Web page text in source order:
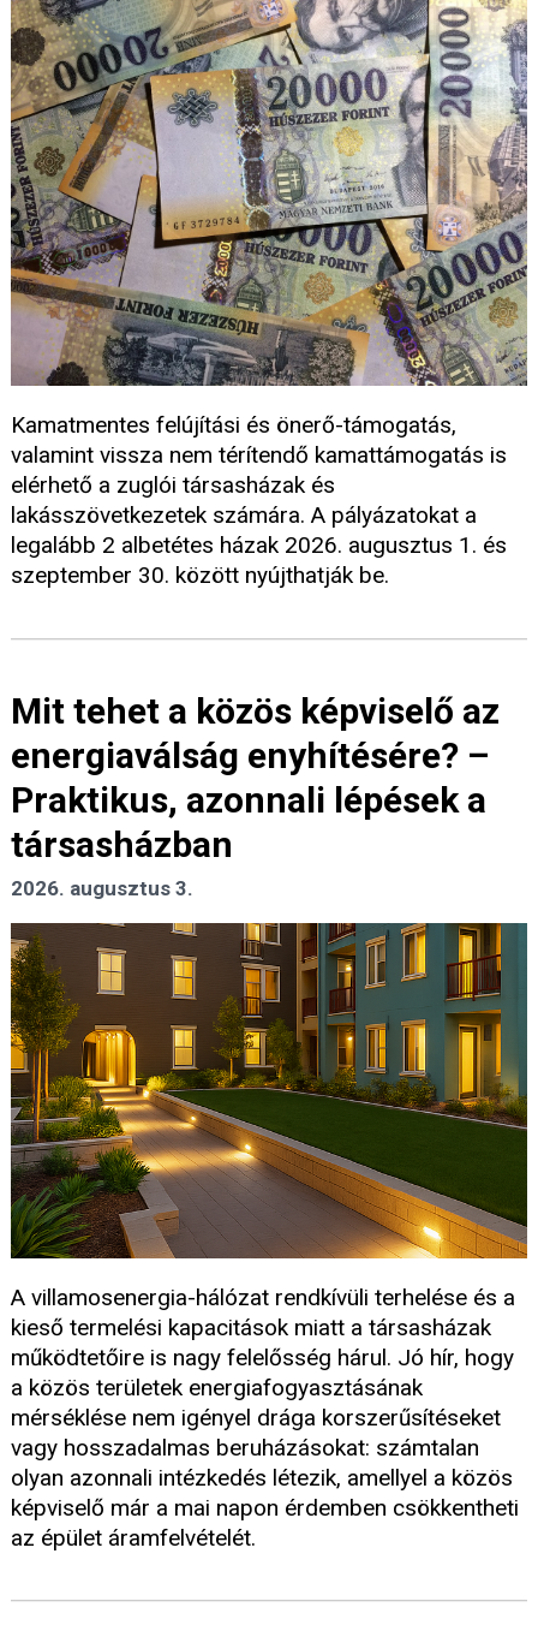
Kamatmentes felújítási és önerő-támogatás,
valamint vissza nem térítendő kamattámogatás is
elérhető a zuglói társasházak és
lakásszövetkezetek számára. A pályázatokat a
legalább 2 albetétes házak 2026. augusztus 1. és
szeptember 30. között nyújthatják be.
Mit tehet a közös képviselő az
energiaválság enyhítésére? –
Praktikus, azonnali lépések a
társasházban
2026. augusztus 3.
A villamosenergia-hálózat rendkívüli terhelése és a
kieső termelési kapacitások miatt a társasházak
működtetőire is nagy felelősség hárul. Jó hír, hogy
a közös területek energiafogyasztásának
mérséklése nem igényel drága korszerűsítéseket
vagy hosszadalmas beruházásokat: számtalan
olyan azonnali intézkedés létezik, amellyel a közös
képviselő már a mai napon érdemben csökkentheti
az épület áramfelvételét.